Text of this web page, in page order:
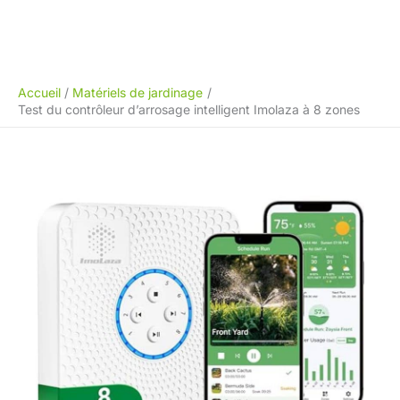
Accueil
Matériels de jardinage
Test du contrôleur d’arrosage intelligent Imolaza à 8 zones